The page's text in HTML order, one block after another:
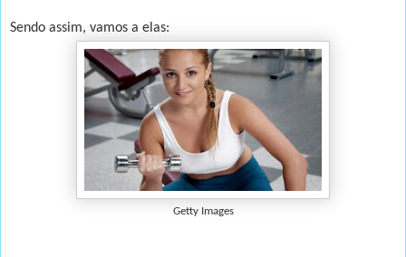
Sendo assim, vamos a elas:
Getty Images